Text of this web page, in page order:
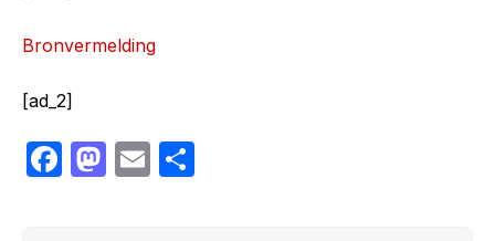
Bronvermelding
[ad_2]
F
M E